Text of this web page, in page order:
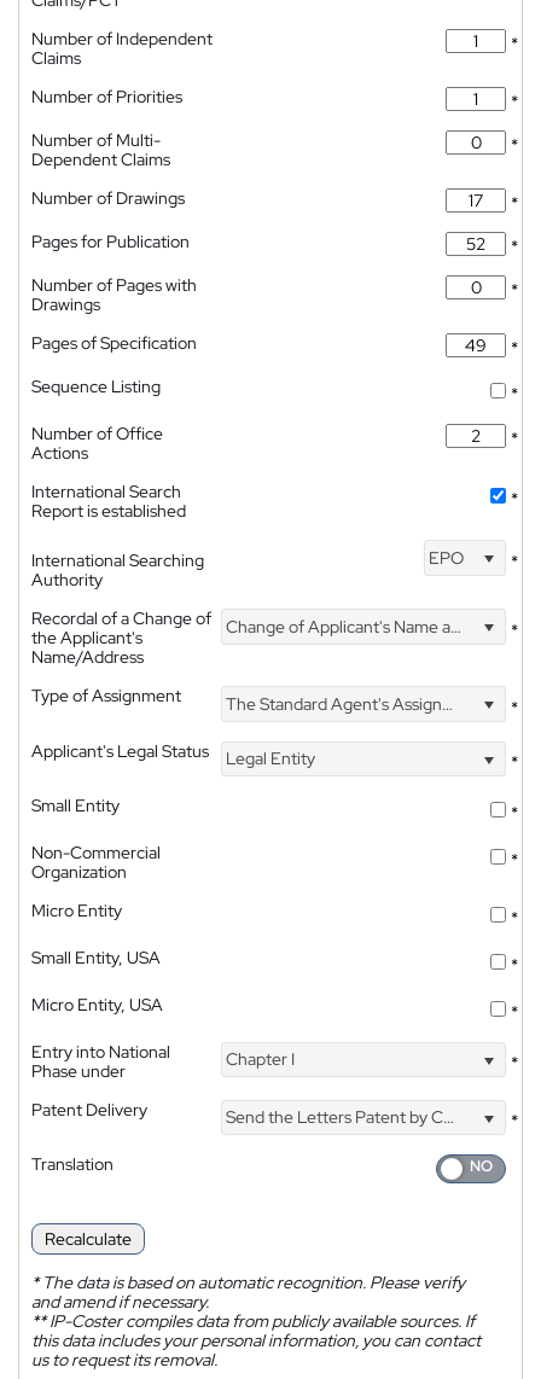
Number of Independent
Claims
*
Number of Priorities
*
Number of Multi-
Dependent Claims
*
Number of Drawings
*
Pages for Publication
*
Number of Pages with
Drawings
*
Pages of Specification
*
Sequence Listing
*
Number of Office
Actions
*
International Search
Report is established
*
International Searching
Authority
EPO *
Recordal of a Change of
the Applicant's
Name/Address
Change of Applicant's Name and Address *
Type of Assignment The Standard Agent's Assignment
*
Applicant's Legal Status
Legal Entity
*
Small Entity
*
Non-Commercial
Organization
*
Micro Entity
*
Small Entity, USA
*
Micro Entity, USA
*
Entry into National
Phase under
Chapter I *
Patent Delivery Send the Letters Patent by Courier
*
Translation
Recalculate
*The data is based on automatic recognition. Please verify
and amend if necessary.
**IP-Coster compiles data from publicly available sources. If
this data includes your personal information, you can contact
us to request its removal.